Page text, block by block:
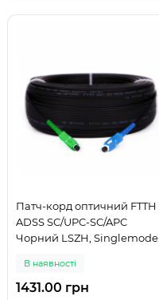
Патч-корд оптичний FTTH
ADSS SC/UPC-SC/APC
Чорний LSZH, Singlemode
В наявності
1431.00 грн